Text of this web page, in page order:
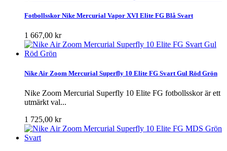
Fotbollsskor Nike Mercurial Vapor XVI Elite FG Blå Svart
1 667,00 kr
Nike Air Zoom Mercurial Superfly 10 Elite FG Svart Gul Röd Grön
Nike Zoom Mercurial Superfly 10 Elite FG fotbollsskor är ett
utmärkt val...
1 725,00 kr